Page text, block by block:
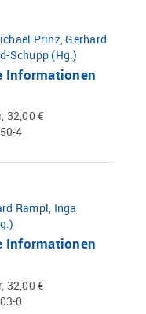
Prinz,Gerhard
Schupp (Hg.)
Informationen
32,00 €
4
Rampl, Inga
Informationen
32,00 €
0